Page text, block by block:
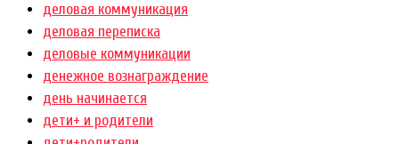
деловая коммуникация
деловая переписка
деловые коммуникации
денежное вознаграждение
день начинается
дети+ и родители